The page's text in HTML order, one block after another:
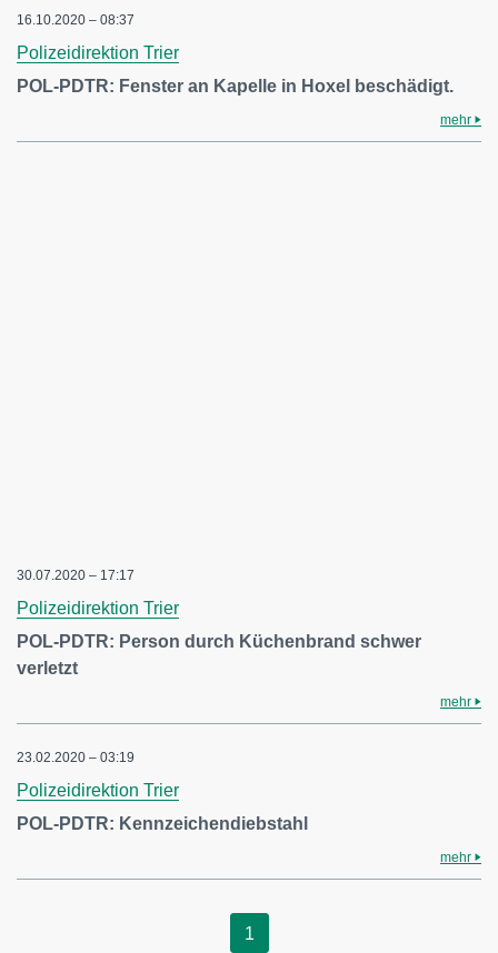
16.10.2020 – 08:37
Polizeidirektion Trier
POL-PDTR: Fenster an Kapelle in Hoxel beschädigt.
mehr
30.07.2020 – 17:17
Polizeidirektion Trier
POL-PDTR: Person durch Küchenbrand schwer
verletzt
mehr
23.02.2020 – 03:19
Polizeidirektion Trier
POL-PDTR: Kennzeichendiebstahl
mehr
1